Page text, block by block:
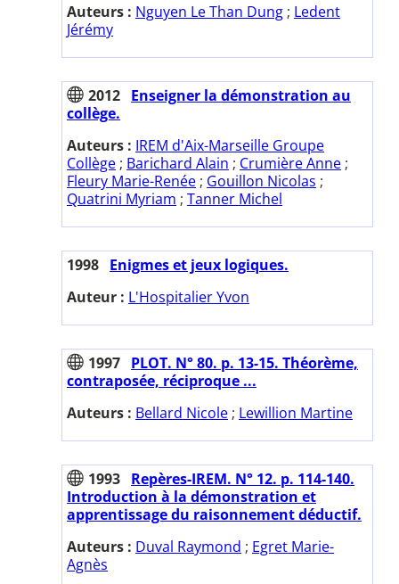
Auteurs : Nguyen Le Than Dung ; Ledent
Jérémy
2012 Enseigner la démonstration au
collège.
Auteurs : IREM d'Aix-Marseille Groupe
Collège ; Barichard Alain ; Crumière Anne ;
Fleury Marie-Renée ; Gouillon Nicolas ;
Quatrini Myriam ; Tanner Michel
1998 Enigmes et jeux logiques.
Auteur : L'Hospitalier Yvon
1997 PLOT. N° 80. p. 13-15. Théorème,
contraposée, réciproque ...
Auteurs : Bellard Nicole ; Lewillion Martine
1993 Repères-IREM. N° 12. p. 114-140.
Introduction à la démonstration et
apprentissage du raisonnement déductif.
Auteurs : Duval Raymond ; Egret Marie-
Agnès